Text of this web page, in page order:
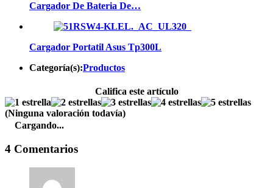
Cargador De Bateria De…
Cargador Portatil Asus Tp300L
Categoría(s):Productos
Califica este artículo
(Ninguna valoración todavía)
Cargando...
4 Comentarios